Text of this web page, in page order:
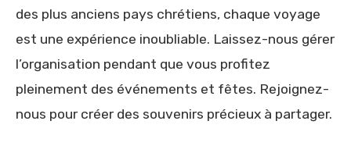
des plus anciens pays chrétiens, chaque voyage
est une expérience inoubliable. Laissez-nous gérer
l’organisation pendant que vous profitez
pleinement des événements et fêtes. Rejoignez-
nous pour créer des souvenirs précieux à partager.